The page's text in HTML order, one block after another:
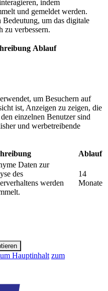
indem
und gemeldet werden.
um das digitale
zu verbessern.
Ablauf
um Besuchern auf
ist, Anzeigen zu zeigen, die
einzelnen Benutzer sind
und werbetreibende
Ablauf
Daten zur
des
werden
14
Monate
Hauptinhalt zum